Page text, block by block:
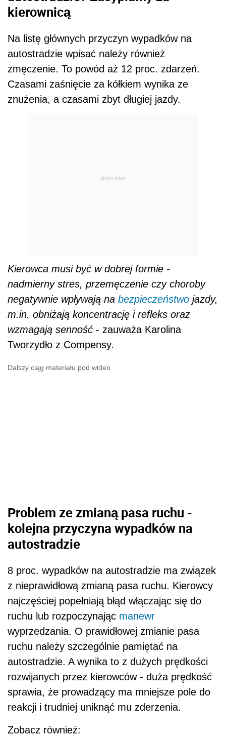
kierownicą
Na listę głównych przyczyn wypadków na
autostradzie wpisać należy również
zmęczenie. To powód aż 12 proc. zdarzeń.
Czasami zaśnięcie za kółkiem wynika ze
znużenia, a czasami zbyt długiej jazdy.
REKLAMA
Kierowca musi być w dobrej formie -
nadmierny stres, przemęczenie czy choroby
negatywnie wpływają na bezpieczeństwo jazdy,
m.in. obniżają koncentrację i refleks oraz
wzmagają senność - zauważa Karolina
Tworzydło z Compensy.
Dalszy ciąg materiału pod wideo
Problem ze zmianą pasa ruchu -
kolejna przyczyna wypadków na
autostradzie
8 proc. wypadków na autostradzie ma związek
z nieprawidłową zmianą pasa ruchu. Kierowcy
najczęściej popełniają błąd włączając się do
ruchu lub rozpoczynając manewr
wyprzedzania. O prawidłowej zmianie pasa
ruchu należy szczególnie pamiętać na
autostradzie. A wynika to z dużych prędkości
rozwijanych przez kierowców - duża prędkość
sprawia, że prowadzący ma mniejsze pole do
reakcji i trudniej uniknąć mu zderzenia.
Zobacz również: